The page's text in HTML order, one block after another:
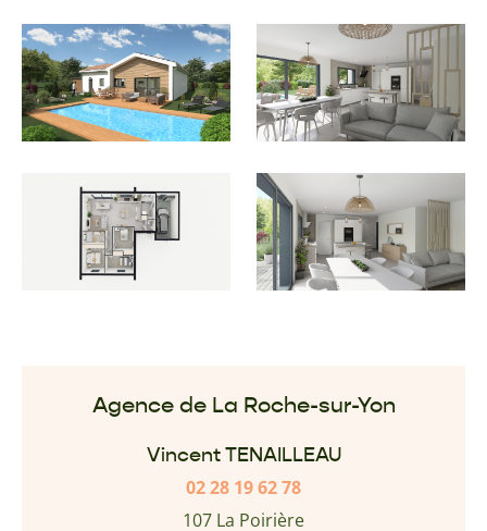
Agence de La Roche-sur-Yon
Vincent TENAILLEAU
02 28 19 62 78
107 La Poirière